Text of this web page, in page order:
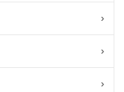
›
›
›